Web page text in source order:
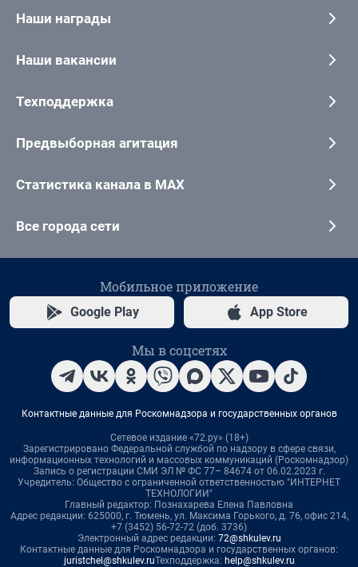
Наши награды
Наши вакансии
Техподдержка
Предвыборная агитация
Статистика канала в MAX
Все города сети
Мобильное приложение
Google Play App Store
Мы в соцсетях
Контактные данные для Роскомнадзора и государственных органов
Сетевое издание «72.ру» (18+)
Зарегистрировано Федеральной службой по надзору в сфере связи,
информационных технологий и массовых коммуникаций (Роскомнадзор)
Запись о регистрации СМИ ЭЛ № ФС 77– 84674 от 06.02.2023 г.
Учредитель: Общество с ограниченной ответственностью "ИНТЕРНЕТ
ТЕХНОЛОГИИ"
Главный редактор: Познахарева Елена Павловна
Адрес редакции: 625000, г. Тюмень, ул. Максима Горького, д. 76, офис 214,
+7 (3452) 56-72-72 (доб. 3736)
Электронный адрес редакции: 72@shkulev.ru
Контактные данные для Роскомнадзора и государственных органов:
juristchel@shkulev.ruТехподдержка: help@shkulev.ru